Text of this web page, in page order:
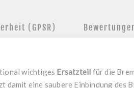
(GPSR)
wichtiges Ersatzteil für die
eine saubere Einbindung des